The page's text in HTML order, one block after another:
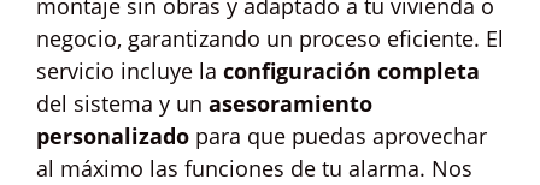
montaje sin obras y adaptado a tu vivienda o
negocio, garantizando un proceso eficiente. El
servicio incluye la configuración completa
del sistema y un asesoramiento
personalizado para que puedas aprovechar
al máximo las funciones de tu alarma. Nos